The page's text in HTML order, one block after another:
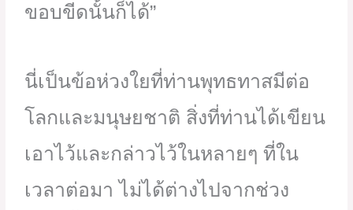
ขอบขีดนั้นก็ได้”
นี่เป็นข้อห่วงใยที่ท่านพุทธทาสมีต่อ
โลกและมนุษยชาติ สิ่งที่ท่านได้เขียน
เอาไว้และกล่าวไว้ในหลายๆ ที่ใน
เวลาต่อมา ไม่ได้ต่างไปจากช่วง